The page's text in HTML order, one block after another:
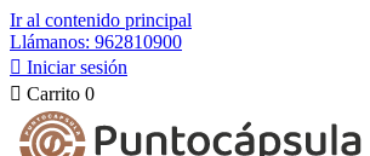
Ir al contenido principal
Llámanos: 962810900
 Iniciar sesión
 Carrito 0